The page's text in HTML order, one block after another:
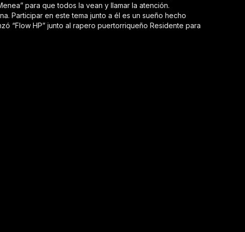
para que todos la vean y llamar la atención.
Participar en este tema junto a él es un sueño hecho
“Flow HP” junto al rapero puertorriqueño Residente para